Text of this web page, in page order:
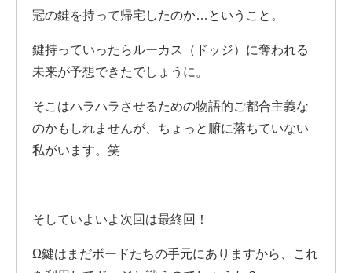
冠の鍵を持って帰宅したのか…ということ。
鍵持っていったらルーカス（ドッジ）に奪われる
未来が予想できたでしょうに。
そこはハラハラさせるための物語的ご都合主義な
のかもしれませんが、ちょっと腑に落ちていない
私がいます。笑
そしていよいよ次回は最終回！
Ω鍵はまだボードたちの手元にありますから、これ